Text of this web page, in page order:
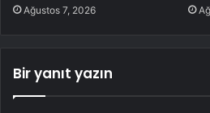
Ağustos 7, 2026
Bir yanıt yazın